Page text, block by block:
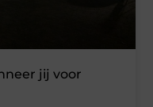
jij voor